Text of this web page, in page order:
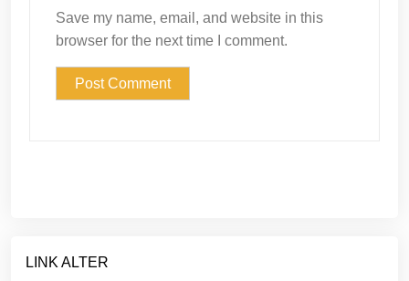
Save my name, email, and website in this
browser for the next time I comment.
LINK ALTER